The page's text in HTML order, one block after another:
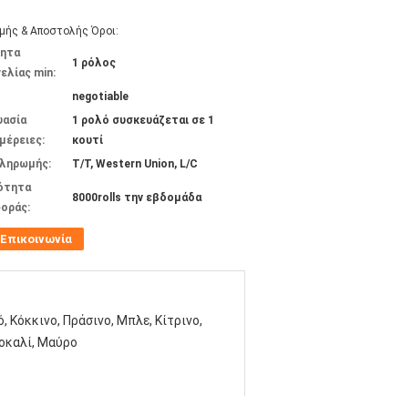
& Αποστολής Όροι:
min:
1 ρόλος
negotiable
1 ρολό συσκευάζεται σε 1
κουτί
T/T, Western Union, L/C
8000rolls την εβδομάδα
Επικοινωνία
Κόκκινο, Πράσινο, Μπλε, Κίτρινο,
Μαύρο